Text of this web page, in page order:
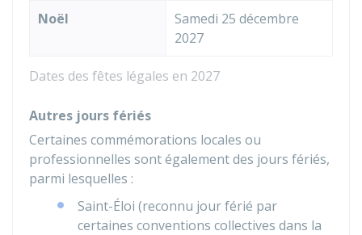
Dates des fêtes légales en 2027
Noël
Samedi 25 décembre
2027
Autres jours fériés
Certaines commémorations locales ou
professionnelles sont également des jours fériés,
parmi lesquelles :
Saint-Éloi (reconnu jour férié par
certaines conventions collectives dans la